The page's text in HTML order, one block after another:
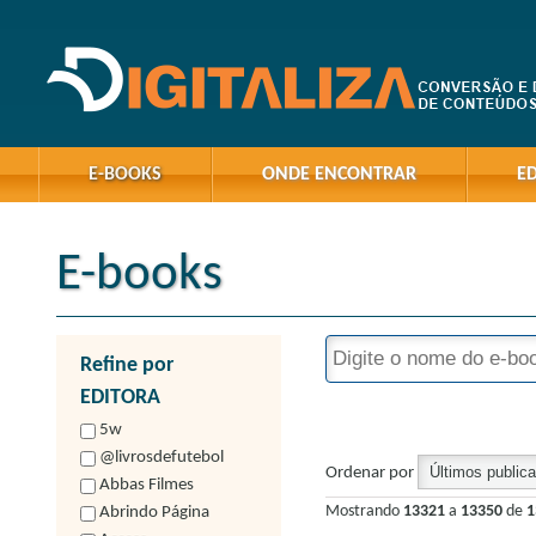
E-BOOKS ONDE ENCONTRAR
E-books
Refine por
EDITORA
5w
@livrosdefutebol
Abbas Filmes
Abrindo Página
Ordenar por
Mostrando 13321 a 13350 de